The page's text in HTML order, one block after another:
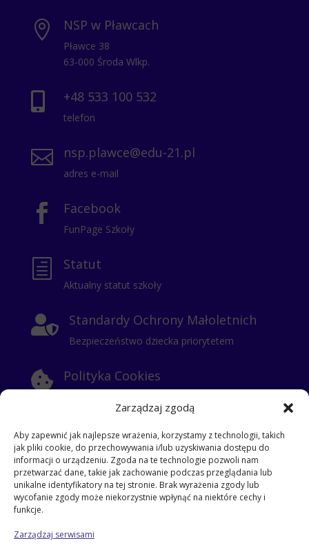
Zarządzaj zgodą
Aby zapewnić jak najlepsze wrażenia, korzystamy z technologii, takich
jak pliki cookie, do przechowywania i/lub uzyskiwania dostępu do
informacji o urządzeniu. Zgoda na te technologie pozwoli nam
przetwarzać dane, takie jak zachowanie podczas przeglądania lub
unikalne identyfikatory na tej stronie. Brak wyrażenia zgody lub
wycofanie zgody może niekorzystnie wpłynąć na niektóre cechy i
funkcje.
Zarządzaj serwisami
 NSP w Pławcach
Pławce 38
63-000 Środa Wlkp.
 +48 533 100 532
telefon
 nsp.plawce@edu-21.pl
adres e-mail
 Facebook
FunPage Szkoły
h Statut
Aktualny statut szkoły
 Standardy Ochrony Małoletnich
Bezpieczeństwo dziecka priorytetem
 Polityka Cookies
 Polityka Prywatności
Klauzula Informacyjna
i RODO
klauzula dla gości